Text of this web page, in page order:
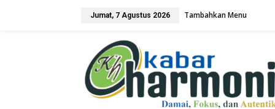
Jumat, 7 Agustus 2026 Tambahkan Menu